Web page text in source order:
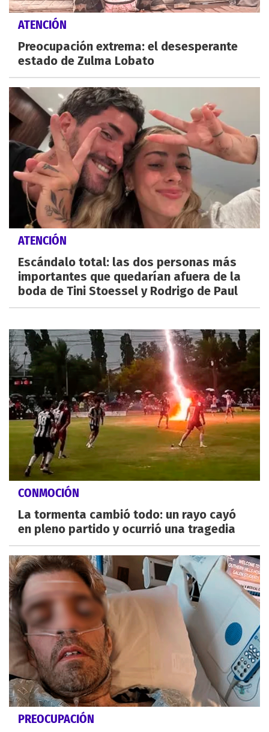
ATENCIÓN
Preocupación extrema: el desesperante
estado de Zulma Lobato
ATENCIÓN
Escándalo total: las dos personas más
importantes que quedarían afuera de la
boda de Tini Stoessel y Rodrigo de Paul
CONMOCIÓN
La tormenta cambió todo: un rayo cayó
en pleno partido y ocurrió una tragedia
PREOCUPACIÓN